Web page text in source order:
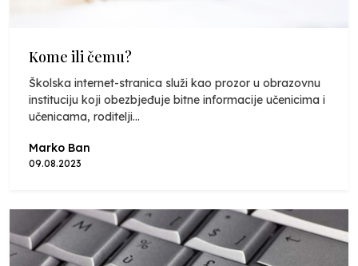
Kome ili čemu?
Školska internet-stranica služi kao prozor u obrazovnu
instituciju koji obezbjeđuje bitne informacije učenicima i
učenicama, roditelji...
Marko Ban
09.08.2023